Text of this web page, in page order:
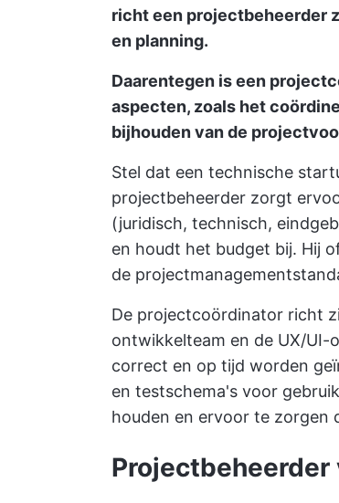
richt een projectbeheerder
en planning.
Daarentegen is een
aspecten, zoals het
bijhouden van de
Stel dat een technische
projectbeheerder zorgt
(juridisch, technisch,
en houdt het budget bij. Hij
de
De projectcoördinator richt
ontwikkelteam en de UX/
correct en op tijd worden
en testschema's voor
houden en ervoor te zorgen